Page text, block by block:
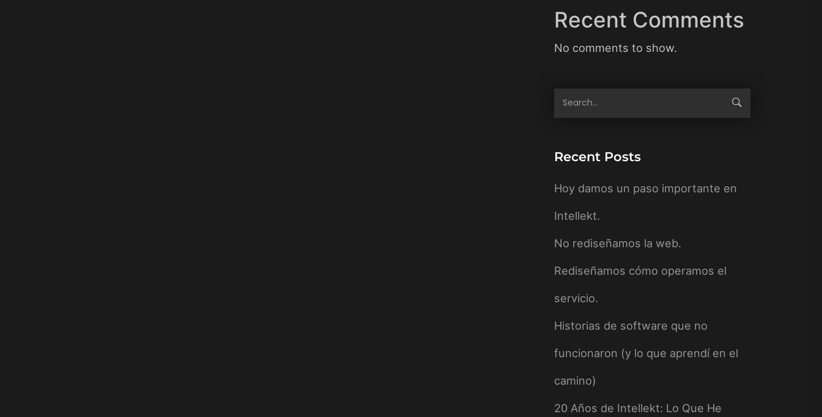
Recent Comments
No comments to show.
Recent Posts
Hoy damos un paso importante en
Intellekt.
No rediseñamos la web.
Rediseñamos cómo operamos el
servicio.
Historias de software que no
funcionaron (y lo que aprendí en el
camino)
20 Años de Intellekt: Lo Que He